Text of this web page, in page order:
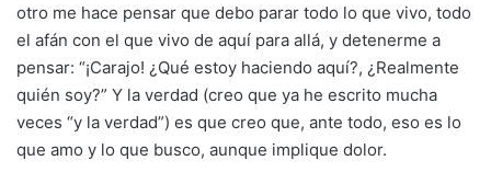
otro me hace pensar que debo parar todo lo que vivo, todo
el afán con el que vivo de aquí para allá, y detenerme a
pensar: “¡Carajo! ¿Qué estoy haciendo aquí?, ¿Realmente
quién soy?” Y la verdad (creo que ya he escrito mucha
veces “y la verdad”) es que creo que, ante todo, eso es lo
que amo y lo que busco, aunque implique dolor.